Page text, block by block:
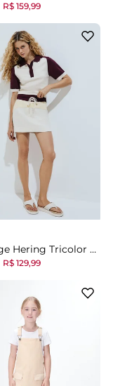
R$ 159,99
Saia Bege Hering Tricolor Com Linho
R$ 129,99